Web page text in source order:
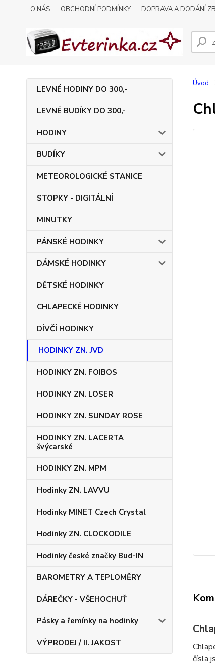
O NÁS OBCHODNÍ PODMÍNKY DOPRAVA A DODÁNÍ
LEVNÉ HODINY DO 300,-
LEVNÉ BUDÍKY DO 300,-
HODINY
BUDÍKY
METEOROLOGICKÉ STANICE
STOPKY - DIGITÁLNÍ
MINUTKY
PÁNSKÉ HODINKY
DÁMSKÉ HODINKY
DĚTSKÉ HODINKY
CHLAPECKÉ HODINKY
DÍVČÍ HODINKY
HODINKY ZN. JVD
HODINKY ZN. FOIBOS
HODINKY ZN. LOSER
HODINKY ZN. SUNDAY ROSE
HODINKY ZN. LACERTA
švýcarské
HODINKY ZN. MPM
Hodinky ZN. LAVVU
Hodinky MINET Czech Crystal
Hodinky ZN. CLOCKODILE
Hodinky české značky Bud-IN
BAROMETRY A TEPLOMĚRY
DÁREČKY - VŠEHOCHUŤ
Pásky a řemínky na hodinky
VÝPRODEJ / II. JAKOST
Úvod
čísla